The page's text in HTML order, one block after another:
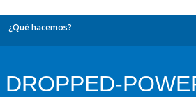
¿Qué hacemos?
DROPPED-